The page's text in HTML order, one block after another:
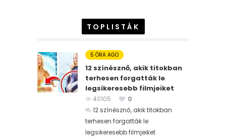
TOPLISTÁK
5 ÓRA AGO
12 színésznő, akik titokban
terhesen forgatták le
legsikeresebb filmjeiket
40105
0
12 színésznő, akik titokban
terhesen forgatták le
legsikeresebb filmjeiket